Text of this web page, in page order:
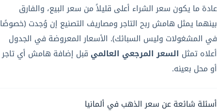
عادة ما يكون سعر الشراء أعلى قليلاً من سعر البيع، والفارق
بينهما يمثل هامش ربح التاجر ومصاريف التصنيع إن وُجدت (خصوصًا
في المشغولات وليس السبائك). الأسعار المعروضة في الجدول
أعلاه تمثل السعر المرجعي العالمي قبل إضافة هامش أي تاجر
أو محل بعينه.
أسئلة شائعة عن سعر الذهب في ألمانيا